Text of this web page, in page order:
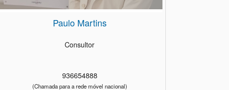
Paulo Martins
Consultor
936654888
(Chamada para a rede móvel nacional)